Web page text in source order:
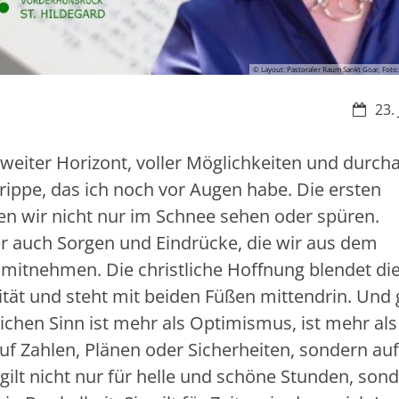
© Layout: Pastoraler Raum Sankt Goar,
23.
Horizont, voller Möglichkeiten und
das ich noch vor Augen habe. Die ersten
wir nicht nur im Schnee sehen oder spüren.
auch Sorgen und Eindrücke, die wir aus dem
Die christliche Hoffnung blendet
und steht mit beiden Füßen mittendrin. Und
Sinn ist mehr als Optimismus, ist mehr
Zahlen, Plänen oder Sicherheiten, sondern
nicht nur für helle und schöne Stunden,